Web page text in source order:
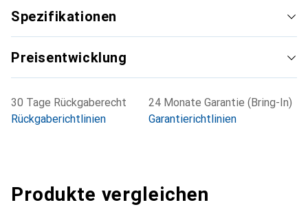
Spezifikationen
Preisentwicklung
30 Tage Rückgaberecht
Rückgaberichtlinien
24 Monate Garantie (Bring-In)
Garantierichtlinien
Produkte vergleichen